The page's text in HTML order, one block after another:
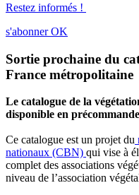
Restez informés !
s'abonner OK
Sortie prochaine du
France métropolitaine
Le catalogue de la
disponible en
Ce catalogue est un projet du
nationaux (CBN) qui vise à
complet des associations
niveau de l’association